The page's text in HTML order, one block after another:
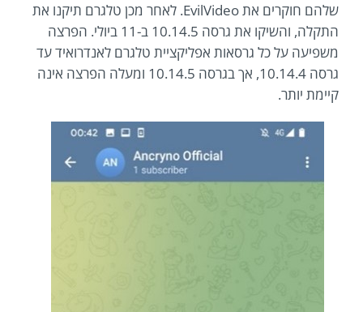
שלהם חוקרים את EvilVideo. לאחר מכן טלגרם תיקנו את
התקלה, והשיקו את גרסה 10.14.5 ב-11 ביולי. הפרצה
משפיעה על כל גרסאות אפליקציית טלגרם לאנדרואיד עד
גרסה 10.14.4, אך בגרסה 10.14.5 ומעלה הפרצה אינה
קיימת יותר.